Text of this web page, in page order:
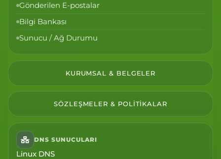
Gönderilen E-postalar
Bilgi Bankası
Sunucu / Ağ Durumu
KURUMSAL & BELGELER
SÖZLEŞMELER & POLITIKALAR
DNS SUNUCULARI
Linux DNS